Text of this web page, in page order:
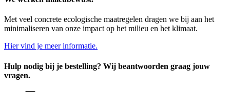
Met veel concrete ecologische maatregelen dragen we bij aan het
minimaliseren van onze impact op het milieu en het klimaat.
Hier vind je meer informatie.
Hulp nodig bij je bestelling? Wij beantwoorden graag jouw
vragen.